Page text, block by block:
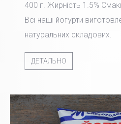
400 г. Жирність 1.5%
Всі наші йогурти
натуральних складових.
ДЕТАЛЬНО